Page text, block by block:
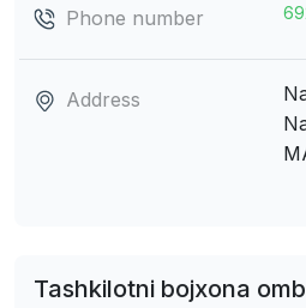
Phone number
Address
Tashkilotni bojxona